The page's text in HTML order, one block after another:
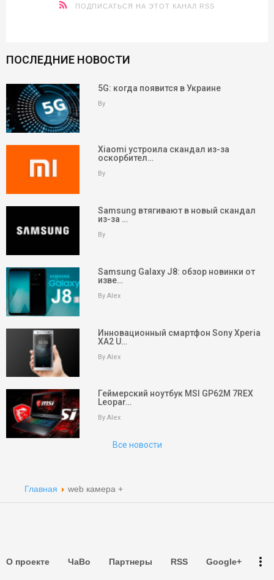
ПОДПИСАТЬСЯ НА ЭТОТ КАНАЛ RSS
ПОСЛЕДНИЕ НОВОСТИ
5G: когда появится в Украине
By
Xiaomi устроила скандал из-за
оскорбител…
By
Samsung втягивают в новый скандал
из-за …
By
Samsung Galaxy J8: обзор новинки от
изве…
By Alex
Инновационный смартфон Sony Xperia
XA2 U…
By Alex
Геймерский ноутбук MSI GP62M 7REX
Leopar…
By Alex
Все новости
Главная web камера +
О проекте ЧаВо Партнеры RSS Google+ more_vert
Партнеры